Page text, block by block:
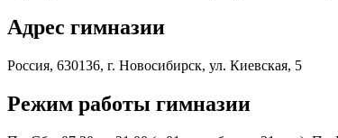
Адрес гимназии
Россия, 630136, г. Новосибирск, ул. Киевская, 5
Режим работы гимназии